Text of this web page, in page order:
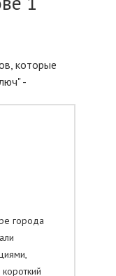
которые
-
города